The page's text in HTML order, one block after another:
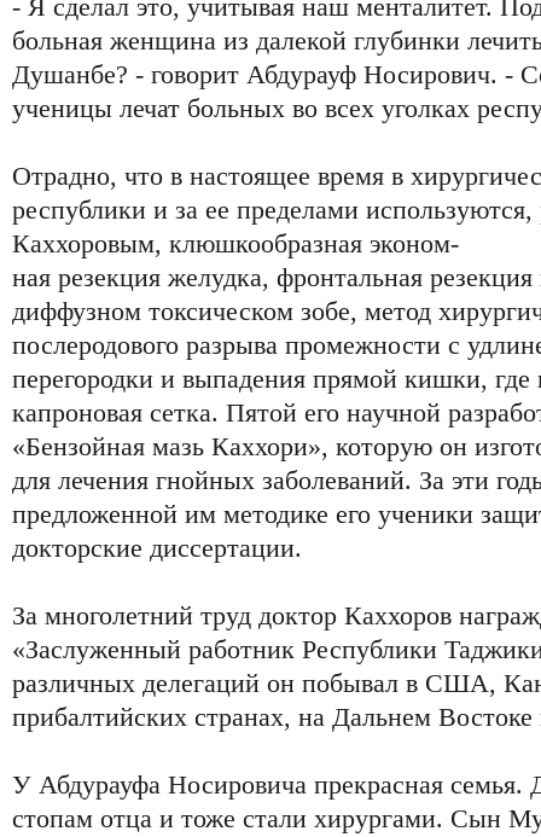
- Я сделал это, учитывая наш менталитет.
больная женщина из далекой глубинки
Душанбе? - говорит Абдурауф Носирович. -
ученицы лечат больных во всех уголках
Отрадно, что в настоящее время в
республики и за ее пределами используются,
Каххоровым, клюшкообразная эконом-
ная резекция желудка, фронтальная
диффузном токсическом зобе, метод
послеродового разрыва промежности с
перегородки и выпадения прямой кишки, где
капроновая сетка. Пятой его научной
«Бензойная мазь Каххори», которую он
для лечения гнойных заболеваний. За эти
предложенной им методике его ученики
докторские диссертации.
За многолетний труд доктор Каххоров
«Заслуженный работник Республики
различных делегаций он побывал в США,
прибалтийских странах, на Дальнем
У Абдурауфа Носировича прекрасная семья.
стопам отца и тоже стали хирургами. Сын